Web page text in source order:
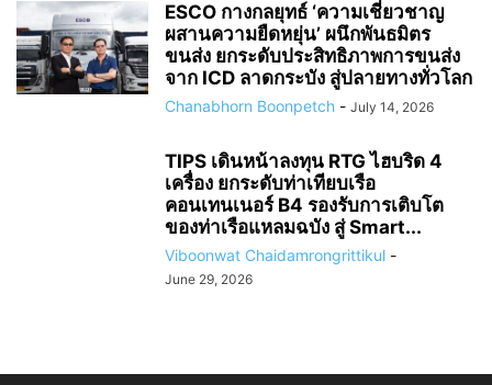
ESCO กางกลยุทธ์ ‘ความเชี่ยวชาญ
ผสานความยืดหยุ่น’ ผนึกพันธมิตร
ขนส่ง ยกระดับประสิทธิภาพการขนส่ง
จาก ICD ลาดกระบัง สู่ปลายทางทั่วโลก
Chanabhorn Boonpetch - July 14, 2026
TIPS เดินหน้าลงทุน RTG ไฮบริด 4
เครื่อง ยกระดับท่าเทียบเรือ
คอนเทนเนอร์ B4 รองรับการเติบโต
ของท่าเรือแหลมฉบัง สู่ Smart...
Viboonwat Chaidamrongrittikul -
June 29, 2026